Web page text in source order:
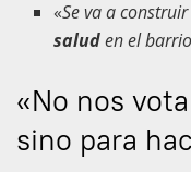
«Se va a
saluden el
«No nos
sino para